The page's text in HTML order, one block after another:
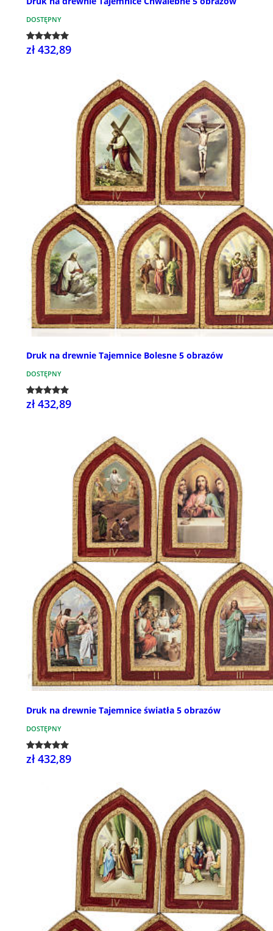
DOSTĘPNY
zł 432,89
Druk na drewnie Tajemnice Bolesne 5 obrazów
DOSTĘPNY
zł 432,89
Druk na drewnie Tajemnice światła 5 obrazów
DOSTĘPNY
zł 432,89